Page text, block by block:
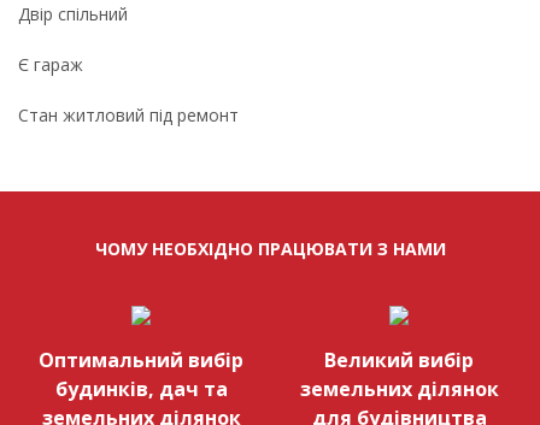
Двір спільний
Є гараж
Стан житловий під ремонт
ЧОМУ НЕОБХІДНО ПРАЦЮВАТИ З НАМИ
Оптимальний вибір
будинків, дач та
земельних ділянок
Великий вибір
земельних ділянок
для будівництва